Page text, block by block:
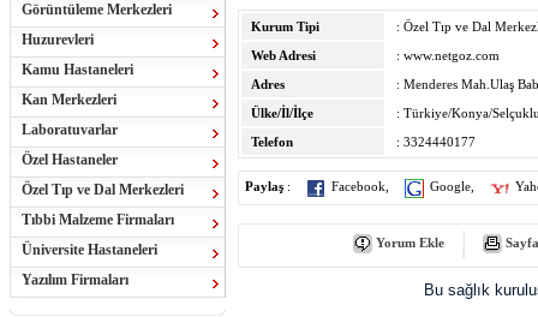
Görüntüleme Merkezleri
Huzurevleri
Kamu Hastaneleri
Kan Merkezleri
Laboratuvarlar
Özel Hastaneler
Özel Tıp ve Dal Merkezleri
Tıbbi Malzeme Firmaları
Üniversite Hastaneleri
Yazılım Firmaları
Kurum Tipi
: Özel Tıp ve Dal
Web Adresi
: www.netgoz.com
Adres
: Menderes Mah.Ulaş
Ülke/İl/İlçe
: Türkiye/Konya/
Telefon
: 3324440177
Paylaş : Facebook Google
Yorum Ekle
Bu sağlık